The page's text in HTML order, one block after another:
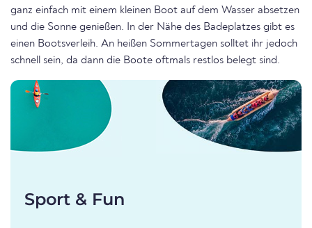
ganz einfach mit einem kleinen Boot auf dem Wasser absetzen
und die Sonne genießen. In der Nähe des Badeplatzes gibt es
einen Bootsverleih. An heißen Sommertagen solltet ihr jedoch
schnell sein, da dann die Boote oftmals restlos belegt sind.
Sport & Fun